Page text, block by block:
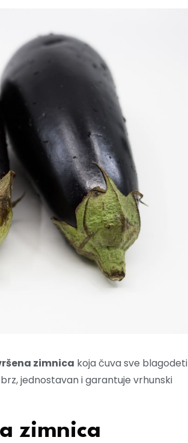
zimnica koja čuva sve blagodeti
jednostavan i garantuje vrhunski
zimnica